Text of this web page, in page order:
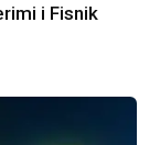
i Fisnik